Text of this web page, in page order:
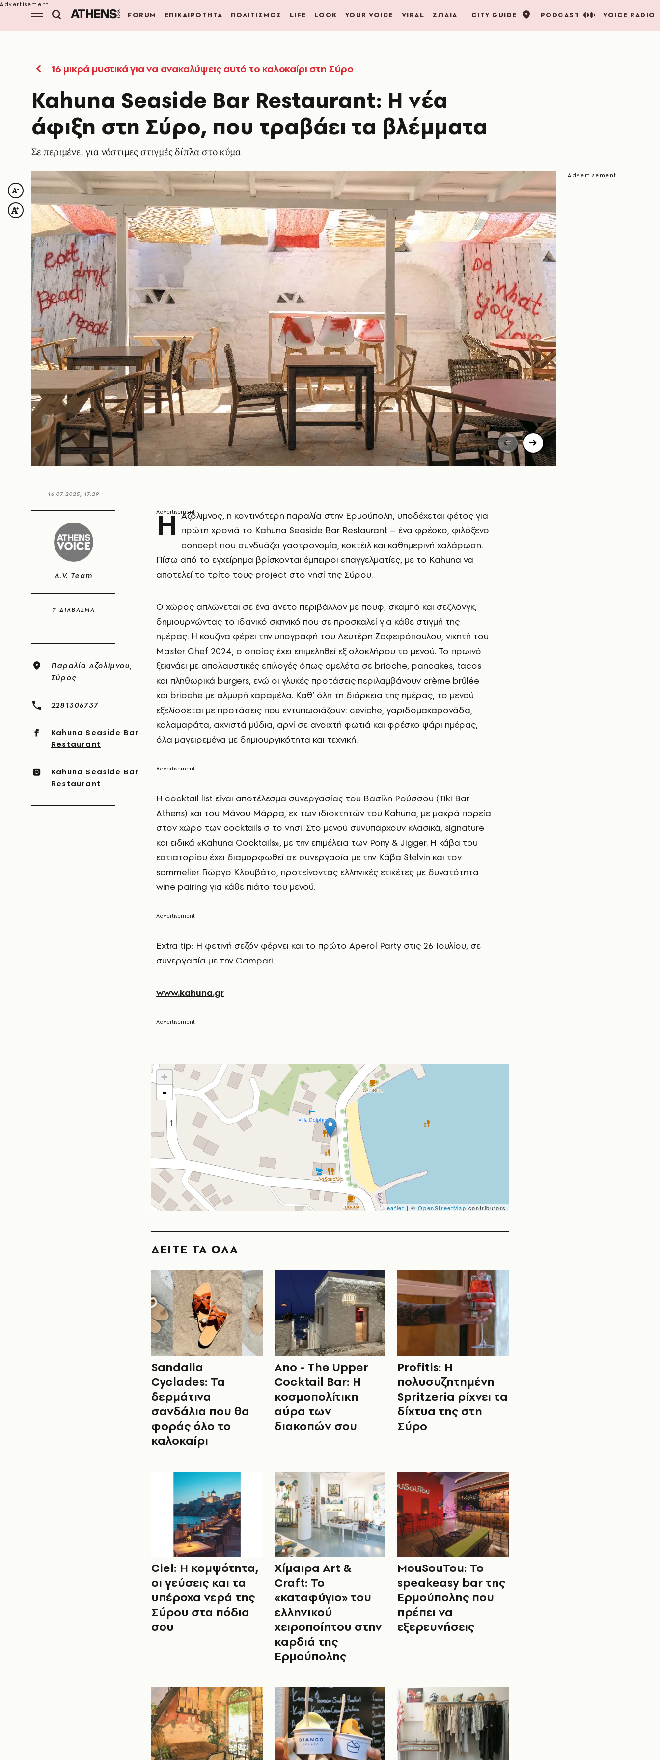
FORUM ΕΠΙΚΑΙΡΟΤΗΤΑ ΠΟΛΙΤΙΣΜΟΣ LIFE LOOK YOUR VOICE VIRAL ΖΩΔΙΑ CITY GUIDE PODCAST VOICE RADIO
16 μικρά μυστικά για να ανακαλύψεις αυτό το καλοκαίρι στη Σύρο
Kahuna Seaside Bar Restaurant: H νέα
άφιξη στη Σύρο, που τραβάει τα βλέμματα
Σε περιμένει για νόστιμες στιγμές δίπλα στο κύμα
16.07.2025, 17:29
A.V. Team
1’ ΔΙΑΒΑΣΜΑ
Παραλία Αζολίμνου,
Σύρος
2281306737
Kahuna Seaside Bar
Restaurant
Kahuna Seaside Bar
Restaurant
Η Αζόλιμνος, η κοντινότερη παραλία στην Ερμούπολη, υποδέχεται φέτος για
πρώτη χρονιά το Kahuna Seaside Bar Restaurant – ένα φρέσκο, φιλόξενο
concept που συνδυάζει γαστρονομία, κοκτέιλ και καθημερινή χαλάρωση.
Πίσω από το εγχείρημα βρίσκονται έμπειροι επαγγελματίες, με το Kahuna να
αποτελεί το τρίτο τους project στο νησί της Σύρου.
Ο χώρος απλώνεται σε ένα άνετο περιβάλλον με πουφ, σκαμπό και σεζλόνγκ,
δημιουργώντας το ιδανικό σκηνικό που σε προσκαλεί για κάθε στιγμή της
ημέρας. Η κουζίνα φέρει την υπογραφή του Λευτέρη Ζαφειρόπουλου, νικητή του
Master Chef 2024, ο οποίος έχει επιμεληθεί εξ ολοκλήρου το μενού. Το πρωινό
ξεκινάει με απολαυστικές επιλογές όπως ομελέτα σε brioche, pancakes, tacos
και πληθωρικά burgers, ενώ οι γλυκές προτάσεις περιλαμβάνουν crème brûlée
και brioche με αλμυρή καραμέλα. Καθ’ όλη τη διάρκεια της ημέρας, το μενού
εξελίσσεται με προτάσεις που εντυπωσιάζουν: ceviche, γαριδομακαρονάδα,
καλαμαράτα, αχνιστά μύδια, αρνί σε ανοιχτή φωτιά και φρέσκο ψάρι ημέρας,
όλα μαγειρεμένα με δημιουργικότητα και τεχνική.
Η cocktail list είναι αποτέλεσμα συνεργασίας του Βασίλη Ρούσσου (Tiki Bar
Athens) και του Μάνου Μάρρα, εκ των ιδιοκτητών του Kahuna, με μακρά πορεία
στον χώρο των cocktails σ το νησί. Στο μενού συνυπάρχουν κλασικά, signature
και ειδικά «Kahuna Cocktails», με την επιμέλεια των Pony & Jigger. Η κάβα του
εστιατορίου έχει διαμορφωθεί σε συνεργασία με την Κάβα Stelvin και τον
sommelier Γιώργο Κλουβάτο, προτείνοντας ελληνικές ετικέτες με δυνατότητα
wine pairing για κάθε πιάτο του μενού.
Extra tip: Η φετινή σεζόν φέρνει και το πρώτο Aperol Party στις 26 Ιουλίου, σε
συνεργασία με την Campari.
www.kahuna.gr
+
-
Leaflet | ©OpenStreetMap contributors
ΔΕΙΤΕ ΤΑ ΟΛΑ
Sandalia
Cyclades: Τα
δερμάτινα
σανδάλια που θα
φοράς όλο το
καλοκαίρι
Ano - The Upper
Cocktail Bar: Η
κοσμοπολίτικη
αύρα των
διακοπών σου
Profitis: Η
πολυσυζητημένη
Spritzeria ρίχνει τα
δίχτυα της στη
Σύρο
Ciel: Η κομψότητα,
οι γεύσεις και τα
υπέροχα νερά της
Σύρου στα πόδια
σου
Χίμαιρα Art &
Craft: Το
«καταφύγιο» του
ελληνικού
χειροποίητου στην
καρδιά της
Ερμούπολης
MouSouTou: To
speakeasy bar της
Ερμούπολης που
πρέπει να
εξερευνήσεις